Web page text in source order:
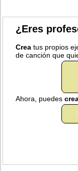
¿Eres
Crea tus propios
de canción que
Ahora, puedes